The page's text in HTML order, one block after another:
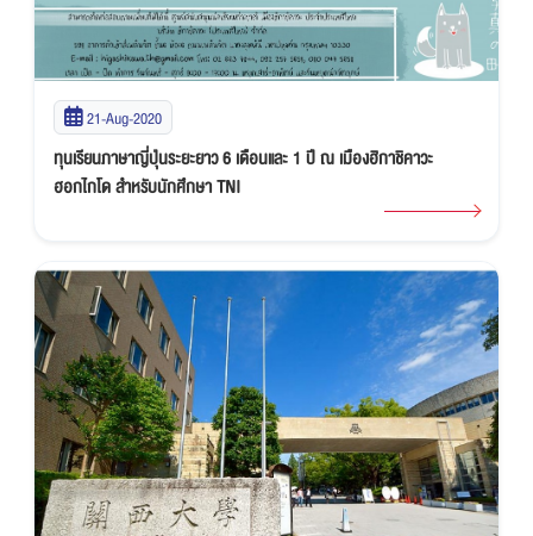
21-Aug-2020
ทุนเรียนภาษาญี่ปุ่นระยะยาว 6 เดือนและ 1 ปี ณ เมืองฮิกาชิคาวะ
ฮอกไกโด สำหรับนักศึกษา TNI